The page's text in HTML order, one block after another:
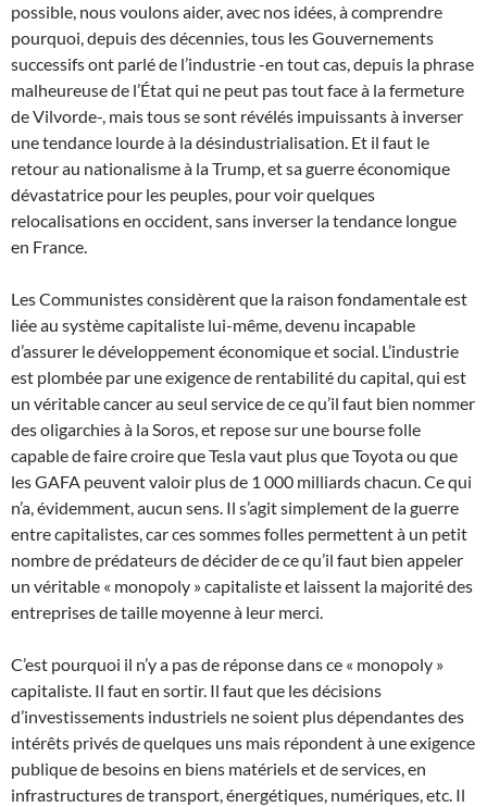
possible, nous voulons aider, avec nos idées, à comprendre
pourquoi, depuis des décennies, tous les Gouvernements
successifs ont parlé de l’industrie -en tout cas, depuis la phrase
malheureuse de l’État qui ne peut pas tout face à la fermeture
de Vilvorde-, mais tous se sont révélés impuissants à inverser
une tendance lourde à la désindustrialisation. Et il faut le
retour au nationalisme à la Trump, et sa guerre économique
dévastatrice pour les peuples, pour voir quelques
relocalisations en occident, sans inverser la tendance longue
en France.
Les Communistes considèrent que la raison fondamentale est
liée au système capitaliste lui-même, devenu incapable
d’assurer le développement économique et social. L’industrie
est plombée par une exigence de rentabilité du capital, qui est
un véritable cancer au seul service de ce qu’il faut bien nommer
des oligarchies à la Soros, et repose sur une bourse folle
capable de faire croire que Tesla vaut plus que Toyota ou que
les GAFA peuvent valoir plus de 1 000 milliards chacun. Ce qui
n’a, évidemment, aucun sens. Il s’agit simplement de la guerre
entre capitalistes, car ces sommes folles permettent à un petit
nombre de prédateurs de décider de ce qu’il faut bien appeler
un véritable « monopoly » capitaliste et laissent la majorité des
entreprises de taille moyenne à leur merci.
C’est pourquoi il n’y a pas de réponse dans ce « monopoly »
capitaliste. Il faut en sortir. Il faut que les décisions
d’investissements industriels ne soient plus dépendantes des
intérêts privés de quelques uns mais répondent à une exigence
publique de besoins en biens matériels et de services, en
infrastructures de transport, énergétiques, numériques, etc. Il